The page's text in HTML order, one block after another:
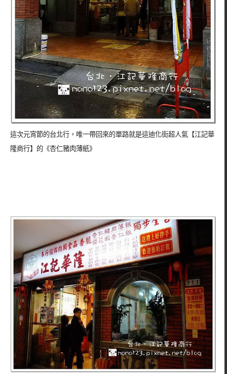
這次元宵節的台北行，唯一帶回來的單路就是這迪化街超人氣【江記華
隆商行】的《杏仁豬肉薄紙》